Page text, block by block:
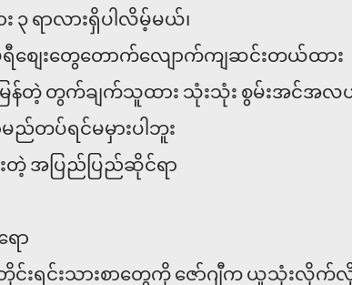
၃ ရာလားရှိပါလိမ့်မယ်၊
ရီစျေးတွေတောက်လျောက်ကျဆင်းတယ်ထား
ြန်တဲ့ တွက်ချက်သူထား သုံးသုံး စွမ်းအင်အ
ည်တပ်ရင်မမှားပါဘူး
တဲ့ အပြည်ပြည်ဆိုင်ရာ
ော
းရင်းသားစာတွေကို ဇော်ဂျီက ယူသုံးလိုက်